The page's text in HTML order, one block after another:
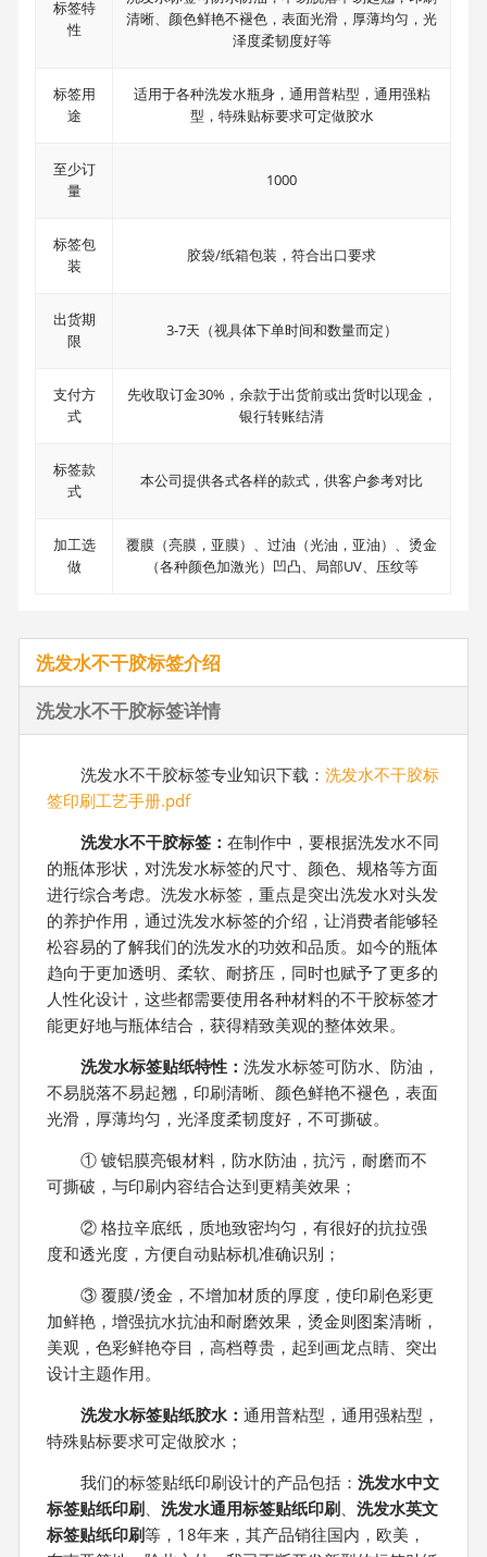
标签特
性
清晰、颜色鲜艳不褪色，表面光滑，厚薄均匀，光
泽度柔韧度好等
标签用
途
适用于各种洗发水瓶身，通用普粘型，通用强粘
型，特殊贴标要求可定做胶水
至少订
量
1000
标签包
装
胶袋/纸箱包装，符合出口要求
出货期
限
3-7天（视具体下单时间和数量而定）
支付方
式
先收取订金30%，余款于出货前或出货时以现金，
银行转账结清
标签款
式
本公司提供各式各样的款式，供客户参考对比
加工选
做
覆膜（亮膜，亚膜）、过油（光油，亚油）、烫金
（各种颜色加激光）凹凸、局部UV、压纹等
洗发水不干胶标签介绍
洗发水不干胶标签详情
洗发水不干胶标签专业知识下载：洗发水不干胶标
签印刷工艺手册.pdf
洗发水不干胶标签：在制作中，要根据洗发水不同
的瓶体形状，对洗发水标签的尺寸、颜色、规格等方面
进行综合考虑。洗发水标签，重点是突出洗发水对头发
的养护作用，通过洗发水标签的介绍，让消费者能够轻
松容易的了解我们的洗发水的功效和品质。如今的瓶体
趋向于更加透明、柔软、耐挤压，同时也赋予了更多的
人性化设计，这些都需要使用各种材料的不干胶标签才
能更好地与瓶体结合，获得精致美观的整体效果。
洗发水标签贴纸特性：洗发水标签可防水、防油，
不易脱落不易起翘，印刷清晰、颜色鲜艳不褪色，表面
光滑，厚薄均匀，光泽度柔韧度好，不可撕破。
① 镀铝膜亮银材料，防水防油，抗污，耐磨而不
可撕破，与印刷内容结合达到更精美效果；
② 格拉辛底纸，质地致密均匀，有很好的抗拉强
度和透光度，方便自动贴标机准确识别；
③ 覆膜/烫金，不增加材质的厚度，使印刷色彩更
加鲜艳，增强抗水抗油和耐磨效果，烫金则图案清晰，
美观，色彩鲜艳夺目，高档尊贵，起到画龙点睛、突出
设计主题作用。
洗发水标签贴纸胶水：通用普粘型，通用强粘型，
特殊贴标要求可定做胶水；
我们的标签贴纸印刷设计的产品包括：洗发水中文
标签贴纸印刷、洗发水通用标签贴纸印刷、洗发水英文
标签贴纸印刷等，18年来，其产品销往国内，欧美，